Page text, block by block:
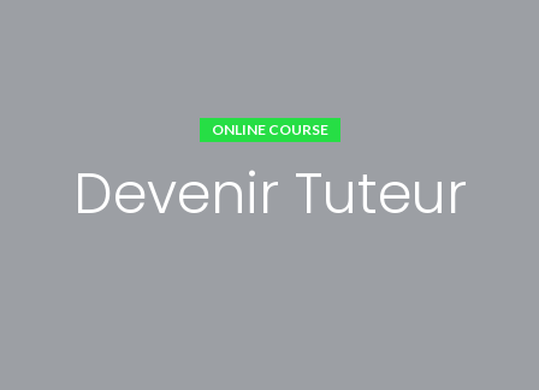
ONLINE COURSE
Devenir Tuteur